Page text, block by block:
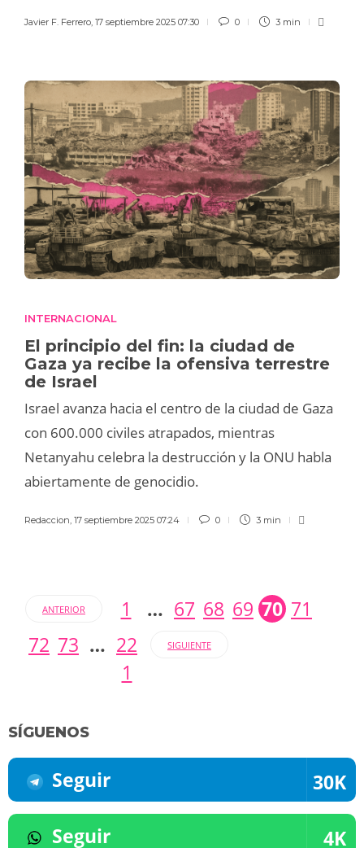
Javier F. Ferrero, 17 septiembre 2025 07:30 0 3 min
INTERNACIONAL
El principio del fin: la ciudad de
Gaza ya recibe la ofensiva terrestre
de Israel
Israel avanza hacia el centro de la ciudad de Gaza
con 600.000 civiles atrapados, mientras
Netanyahu celebra la destrucción y la ONU habla
abiertamente de genocidio.
Redaccion, 17 septiembre 2025 07:24 0 3 min
ANTERIOR 1 … 67 68 69 70 71
72 73 … 22
1
SIGUIENTE
SÍGUENOS
Seguir 30K
Seguir 4K